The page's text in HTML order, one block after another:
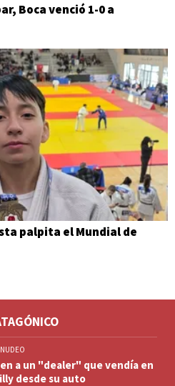
Boca venció 1-0 a
palpita el Mundial de
a un "dealer" que vendía en
desde su auto